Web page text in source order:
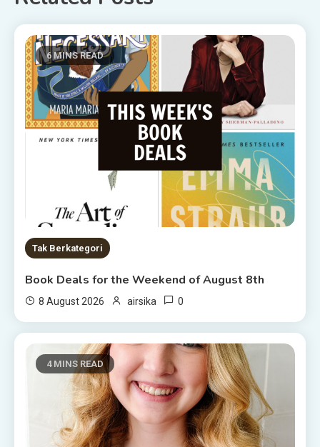
6 MINS READ
Tak Berkategori
Book Deals for the Weekend of August 8th
8 August 2026 airsika 0
4 MINS READ